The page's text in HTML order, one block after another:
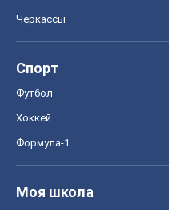
Черкассы
Спорт
Футбол
Хоккей
Формула-1
Моя школа